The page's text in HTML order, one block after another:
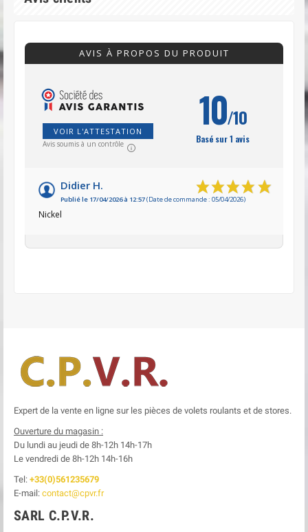
AVIS À PROPOS DU PRODUIT
VOIR L'ATTESTATION
Avis soumis à un contrôle
10/10
Basé sur 1 avis
Didier H.
Publié le 17/04/2026 à 12:57(Date de commande : 05/04/2026)
Nickel
Expert de la vente en ligne sur les pièces de volets roulants et de stores.
Ouverture du magasin :
Du lundi au jeudi de 8h-12h 14h-17h
Le vendredi de 8h-12h 14h-16h
Tel: +33(0)561235679
E-mail: contact@cpvr.fr
SARL C.P.V.R.